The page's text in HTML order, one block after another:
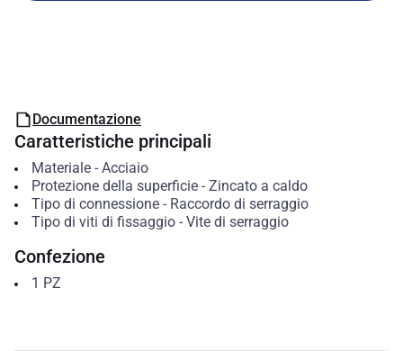
Documentazione
Caratteristiche principali
Materiale- Acciaio
Protezione della superficie- Zincato a caldo
Tipo di connessione- Raccordo di serraggio
Tipo di viti di fissaggio- Vite di serraggio
Confezione
1 PZ